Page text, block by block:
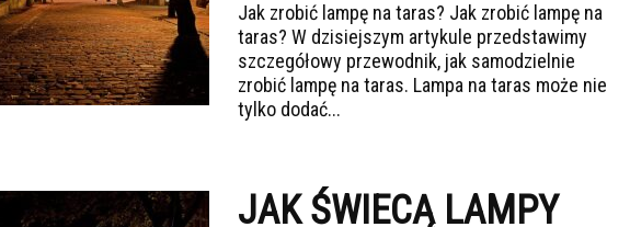
Jak zrobić lampę na taras? Jak zrobić lampę na
taras? W dzisiejszym artykule przedstawimy
szczegółowy przewodnik, jak samodzielnie
zrobić lampę na taras. Lampa na taras może nie
tylko dodać...
JAK ŚWIECĄ LAMPY